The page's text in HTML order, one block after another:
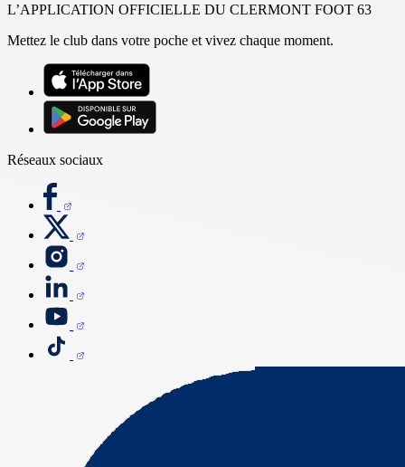
L’APPLICATION OFFICIELLE DU CLERMONT FOOT 63
Mettez le club dans votre poche et vivez chaque moment.
Réseaux sociaux